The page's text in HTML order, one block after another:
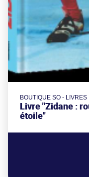
BOUTIQUE SO - LIVRES
Livre "Zidane :
étoile"